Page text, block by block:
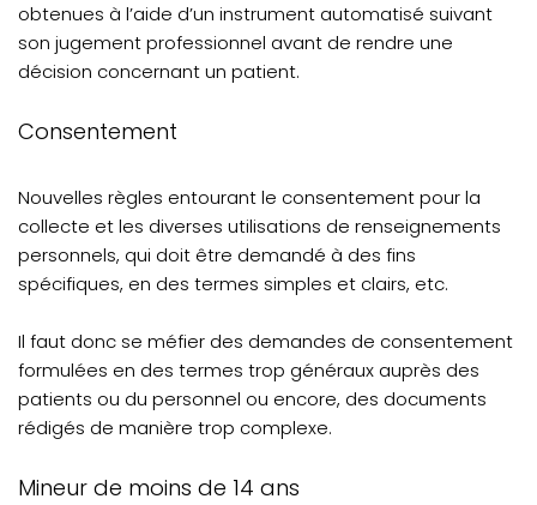
obtenues à l’aide d’un instrument automatisé suivant
son jugement professionnel avant de rendre une
décision concernant un patient.
Consentement
Nouvelles règles entourant le consentement pour la
collecte et les diverses utilisations de renseignements
personnels, qui doit être demandé à des fins
spécifiques, en des termes simples et clairs, etc.
Il faut donc se méfier des demandes de consentement
formulées en des termes trop généraux auprès des
patients ou du personnel ou encore, des documents
rédigés de manière trop complexe.
Mineur de moins de 14 ans